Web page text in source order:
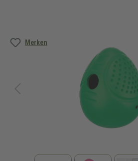
Merken
Bildergalerie überspringen